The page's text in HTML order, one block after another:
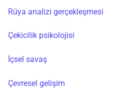
Rüya analizi gerçekleşmesi
Çekicilik psikolojisi
İçsel savaş
Çevresel gelişim